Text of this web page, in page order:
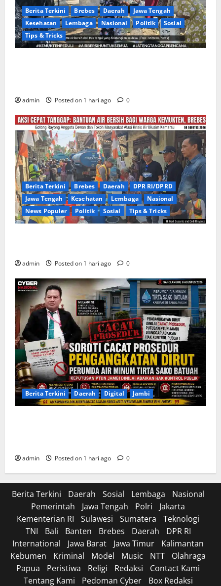
Berita Terkini Brebes Daerah
Jawa Tengah
Kesehatan
Lembaga Nasional Politik
Sosial
Tips & Tricks
admin Posted on 1 hari ago 0
Berita Terkini Brebes Daerah
DPR RI/DPRD
Jawa Tengah
Kesehatan Lembaga
Nasional
News Populer
Politik Sosial Tips & Tricks
admin Posted on 1 hari ago 0
Berita Terkini Daerah Digital Jambi
admin Posted on 1 hari ago 0
Berita Terkini Daerah Sosial Lembaga
Nasional
Pemerintah
Jawa Tengah Polri
Jakarta
Kementerian RI
Sulawesi Sumatera
Teknologi
TNI
Bali Banten Brebes Daerah
DPR RI
International
Jawa Barat Jawa Timur
Kalimantan
Kebumen
Kriminal Model Music NTT
Olahraga
Papua
Peristiwa Religi Redaksi
Contact Kami
Tentang Kami
Pedoman Cyber Box Redaksi